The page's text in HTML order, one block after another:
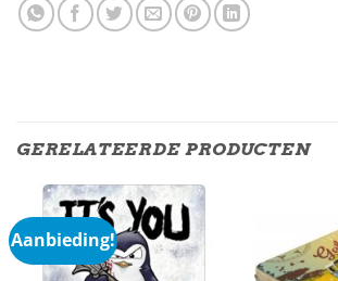
GERELATEERDE PRODUCTEN
Aanbieding!